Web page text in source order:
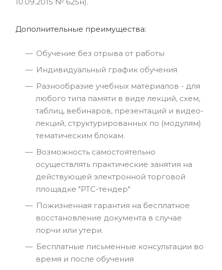
Дополнительные преимущества:
Обучение без отрыва от работы
Индивидуальный график обучения
Разнообразие учебных материалов - для
любого типа памяти в виде лекций, схем,
таблиц, вебинаров, презентаций и видео-
лекций, структурированных по (модулям)
тематическим блокам.
Возможность самостоятельно
осуществлять практические занятия на
действующей электронной торговой
площадке "РТС-тендер"
Пожизненная гарантия на бесплатное
восстановление документа в случае
порчи или утери.
Бесплатные письменные консультации во
время и после обучения